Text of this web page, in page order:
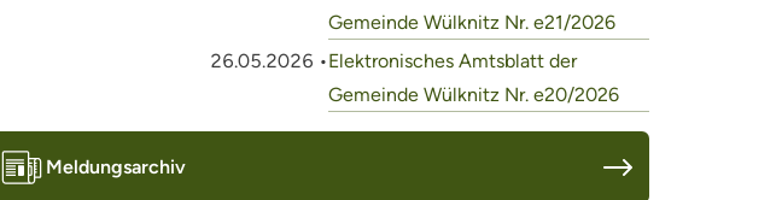
Gemeinde Wülknitz Nr. e21/2026
26.05.2026 •Elektronisches Amtsblatt der
Gemeinde Wülknitz Nr. e20/2026
Meldungsarchiv